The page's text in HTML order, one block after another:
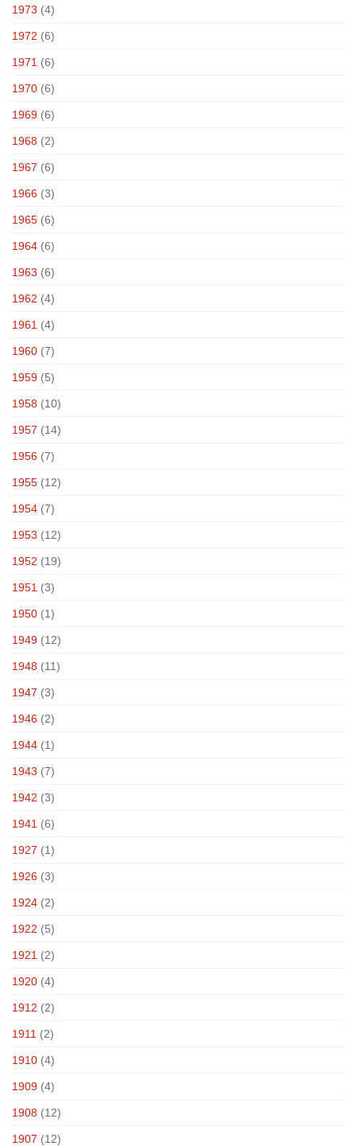
1973 (4)
1972 (6)
1971 (6)
1970 (6)
1969 (6)
1968 (2)
1967 (6)
1966 (3)
1965 (6)
1964 (6)
1963 (6)
1962 (4)
1961 (4)
1960 (7)
1959 (5)
1958 (10)
1957 (14)
1956 (7)
1955 (12)
1954 (7)
1953 (12)
1952 (19)
1951 (3)
1950 (1)
1949 (12)
1948 (11)
1947 (3)
1946 (2)
1944 (1)
1943 (7)
1942 (3)
1941 (6)
1927 (1)
1926 (3)
1924 (2)
1922 (5)
1921 (2)
1920 (4)
1912 (2)
1911 (2)
1910 (4)
1909 (4)
1908 (12)
1907 (12)